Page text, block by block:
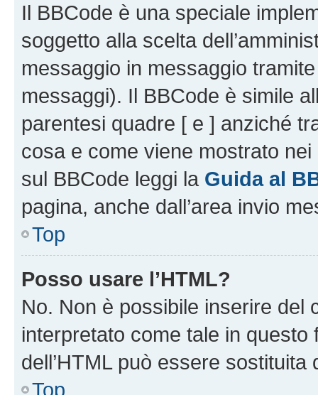
Il BBCode è una speciale
soggetto alla scelta
messaggio in messaggio
messaggi). Il BBCode è simile
parentesi quadre [ e ] anziché
cosa e come viene mostrato
sul BBCode leggi la Guida al
pagina, anche dall’area invio
Top
Posso usare l’HTML?
No. Non è possibile inserire del
interpretato come tale in
dell’HTML può essere sostituita
Top